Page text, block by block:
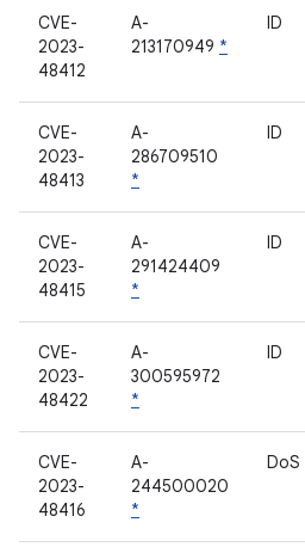
CVE-
2023-
48412
A-
213170949 *
ID
CVE-
2023-
48413
A-
286709510
*
ID
CVE-
2023-
48415
A-
291424409
*
ID
CVE-
2023-
48422
A-
300595972
*
ID
CVE-
2023-
48416
A-
244500020
*
DoS